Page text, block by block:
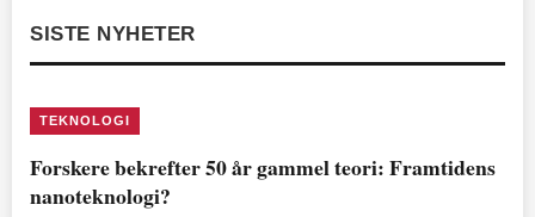
SISTE NYHETER
TEKNOLOGI
Forskere bekrefter 50 år gammel teori: Framtidens
nanoteknologi?